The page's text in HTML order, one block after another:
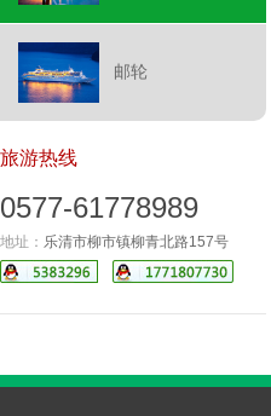
邮轮
旅游热线
0577-61778989
地址： 乐清市柳市镇柳青北路157号